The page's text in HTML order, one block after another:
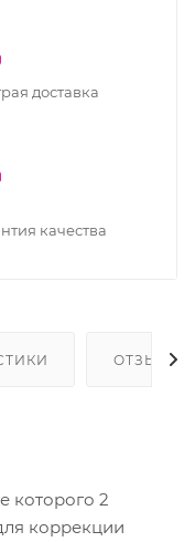
доставка
качества
ОТЗЫВЫ
которого 2
коррекции